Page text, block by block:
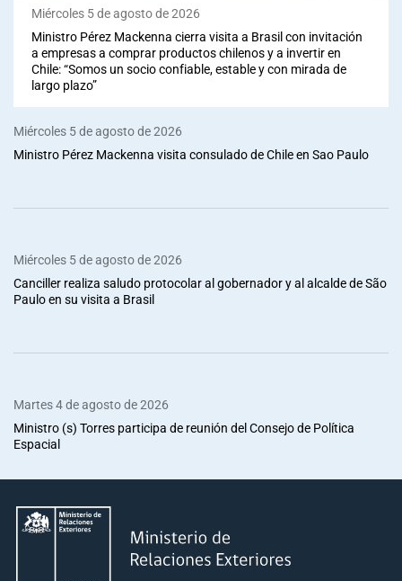
Miércoles 5 de agosto de 2026
Ministro Pérez Mackenna cierra visita a Brasil con invitación
a empresas a comprar productos chilenos y a invertir en
Chile: “Somos un socio confiable, estable y con mirada de
largo plazo”
Miércoles 5 de agosto de 2026
Ministro Pérez Mackenna visita consulado de Chile en Sao Paulo
Miércoles 5 de agosto de 2026
Canciller realiza saludo protocolar al gobernador y al alcalde de São
Paulo en su visita a Brasil
Martes 4 de agosto de 2026
Ministro (s) Torres participa de reunión del Consejo de Política
Espacial